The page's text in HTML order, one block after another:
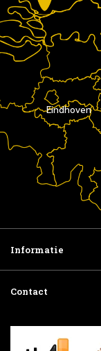
Eindhoven
Informatie
Contact